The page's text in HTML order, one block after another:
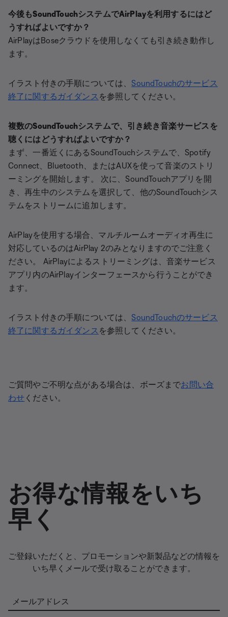
今後もSoundTouchシステムでAirPlayを利用するにはど
うすればよいですか？
AirPlayはBoseクラウドを使用しなくても引き続き動作し
ます。
イラスト付きの手順については、 SoundTouchのサービス
終了に関するガイダンス を参照してください。
複数のSoundTouchシステムで、引き続き音楽サービスを
聴くにはどうすればよいですか？
まず、一番近くにあるSoundTouchシステムで、Spotify
Connect、Bluetooth、またはAUXを使って音楽のストリ
ーミングを開始します。 次に、SoundTouchアプリを開
き、再生中のシステムを選択して、他のSoundTouchシス
テムをストリームに追加します。
AirPlayを使用する場合、マルチルームオーディオ再生に
対応しているのはAirPlay 2のみとなりますのでご注意く
ださい。 AirPlayによるストリーミングは、音楽サービス
アプリ内のAirPlayインターフェースから行うことができ
ます。
イラスト付きの手順については、 SoundTouchのサービス
終了に関するガイダンス を参照してください。
ご質問やご不明な点がある場合は、ボーズまでお問い合
わせ ください。
お得な情報をいち
早く
ご登録いただくと、プロモーションや新製品などの情報を
いち早くメールで受け取ることができます。
メールアドレス